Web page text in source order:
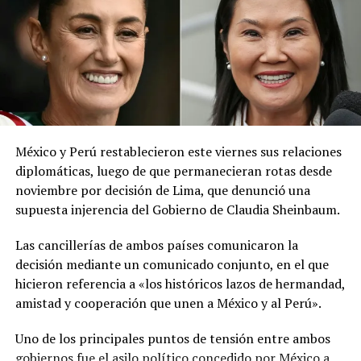
red social X.
El ministerio agregó que, pese a la presencia del polvo
del Sahara, se esperan lluvias durante los próximos días,
por lo que pidió a la población mantenerse atenta a la
información oficial sobre las condiciones
meteorológicas.
Las autoridades reiteraron el llamado a consultar los
canales oficiales del MARN y adoptar las medidas de
prevención necesarias para reducir los efectos de este
fenómeno atmosférico, especialmente entre las
personas con mayor riesgo de complicaciones de salud.
Comparte esto:
Facebook X
México y Perú restablecieron este viernes sus relaciones
diplomáticas, luego de que permanecieran rotas desde
noviembre por decisión de Lima, que denunció una
supuesta injerencia del Gobierno de Claudia Sheinbaum.
Las cancillerías de ambos países comunicaron la
decisión mediante un comunicado conjunto, en el que
hicieron referencia a «los históricos lazos de hermandad,
amistad y cooperación que unen a México y al Perú».
Uno de los principales puntos de tensión entre ambos